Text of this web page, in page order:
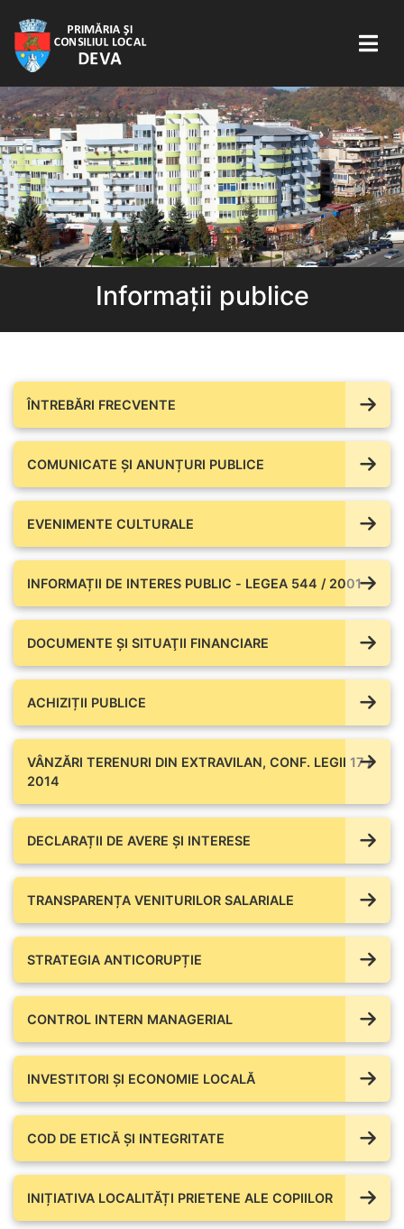
Informații publice
ÎNTREBĂRI FRECVENTE
COMUNICATE ŞI ANUNȚURI PUBLICE
EVENIMENTE CULTURALE
INFORMAȚII DE INTERES PUBLIC - LEGEA 544 / 2001
DOCUMENTE ŞI SITUAŢII FINANCIARE
ACHIZIȚII PUBLICE
VÂNZĂRI TERENURI DIN EXTRAVILAN, CONF. LEGII 17 /
2014
DECLARAȚII DE AVERE ŞI INTERESE
TRANSPARENȚA VENITURILOR SALARIALE
STRATEGIA ANTICORUPȚIE
CONTROL INTERN MANAGERIAL
INVESTITORI ȘI ECONOMIE LOCALĂ
COD DE ETICĂ ȘI INTEGRITATE
INIȚIATIVA LOCALITĂȚI PRIETENE ALE COPIILOR